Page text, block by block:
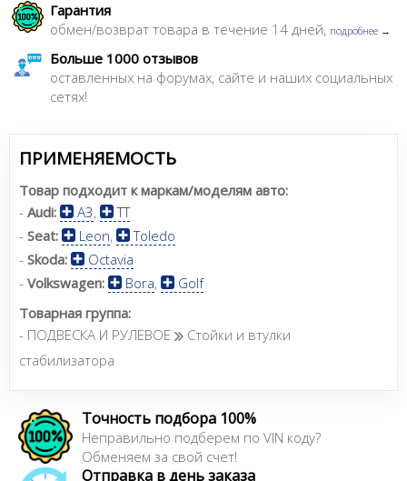
Гарантия
обмен/возврат товара в течение 14 дней, подробнее →
Больше 1000 отзывов
оставленных на форумах, сайте и наших социальных
сетях!
ПРИМЕНЯЕМОСТЬ
Товар подходит к маркам/моделям авто:
- Audi: A3,
TT
- Seat: Leon,
Toledo
- Skoda:
Octavia
- Volkswagen: Bora,
Golf
Товарная группа:
- ПОДВЕСКА И РУЛЕВОЕ
Стойки и втулки
стабилизатора
Точность подбора 100%
Неправильно подберем по VIN коду?
Обменяем за свой счет!
Отправка в день заказа